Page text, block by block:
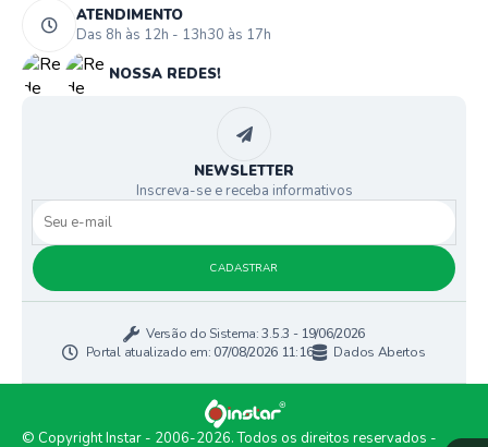
ATENDIMENTO
Das 8h às 12h - 13h30 às 17h
NOSSA REDES!
NEWSLETTER
Inscreva-se e receba informativos
CADASTRAR
Versão do Sistema:3.5.3 - 19/06/2026
Portal atualizado em: 07/08/2026 11:16 Dados Abertos
© Copyright Instar - 2006-2026. Todos os direitos reservados -